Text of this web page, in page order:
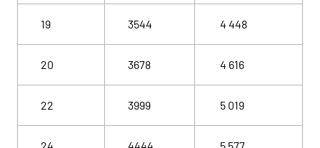
19 3544 4 448
20 3678 4 616
22 3999 5 019